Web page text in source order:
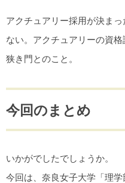
アクチュアリー採用が決ま
ない。アクチュアリーの資格
狭き門とのこと。
今回のまとめ
いかがでしたでしょうか。
今回は、奈良女子大学「理